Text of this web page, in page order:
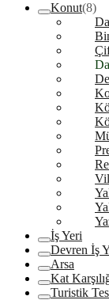
Konut(8)
İş Yeri
Devren İş
Arsa
Kat
Turistik